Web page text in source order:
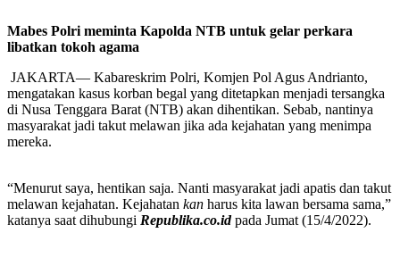
Mabes Polri meminta Kapolda NTB untuk gelar perkara
libatkan tokoh agama
JAKARTA— Kabareskrim Polri, Komjen Pol Agus Andrianto,
mengatakan kasus korban begal yang ditetapkan menjadi tersangka
di Nusa Tenggara Barat (NTB) akan dihentikan. Sebab, nantinya
masyarakat jadi takut melawan jika ada kejahatan yang menimpa
mereka.
“Menurut saya, hentikan saja. Nanti masyarakat jadi apatis dan takut
melawan kejahatan. Kejahatan kan harus kita lawan bersama sama,”
katanya saat dihubungi Republika.co.idpada Jumat (15/4/2022).